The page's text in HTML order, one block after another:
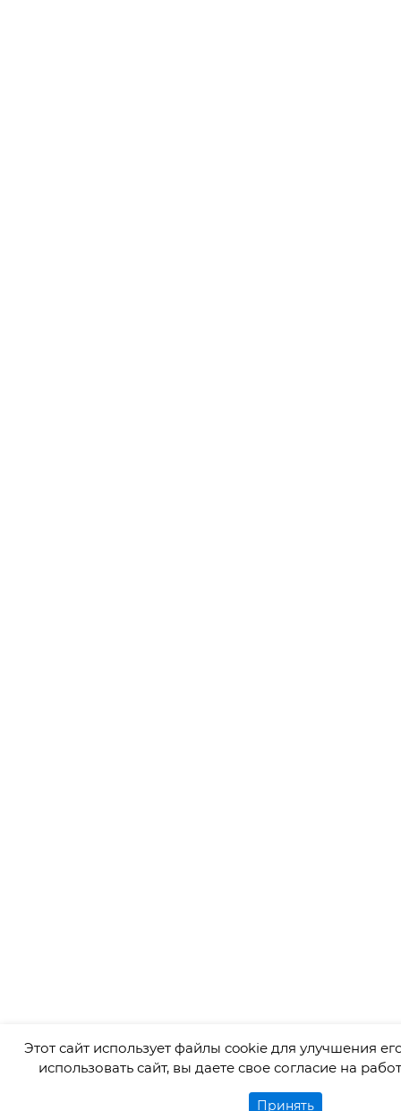
Этот сайт использует файлы cookie для улучшения
использовать сайт, вы даете свое согласие на
Принять